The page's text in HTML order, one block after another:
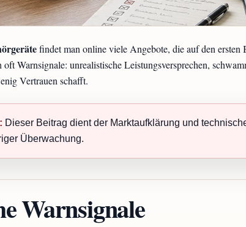
findet man online viele Angebote, die auf den
oft Warnsignale: unrealistische Leistungsversprechen,
Vertrauen schafft.
Dieser Beitrag dient der Marktaufklärung und
Überwachung.
Warnsignale